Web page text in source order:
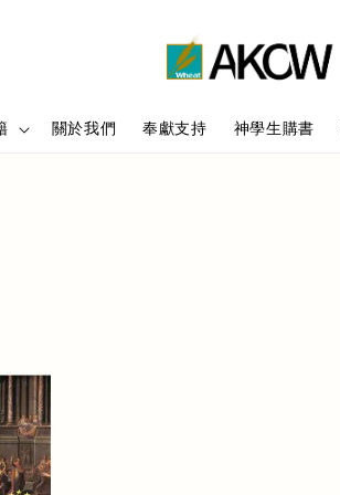
關於我們 奉獻支持 神學生購書